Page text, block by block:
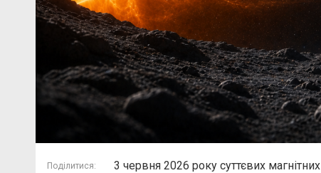
Поділитися:
3 червня 2026 року суттєвих